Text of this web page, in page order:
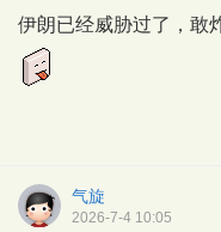
伊朗已经威胁过了，敢
气旋
2026-7-4 10:05